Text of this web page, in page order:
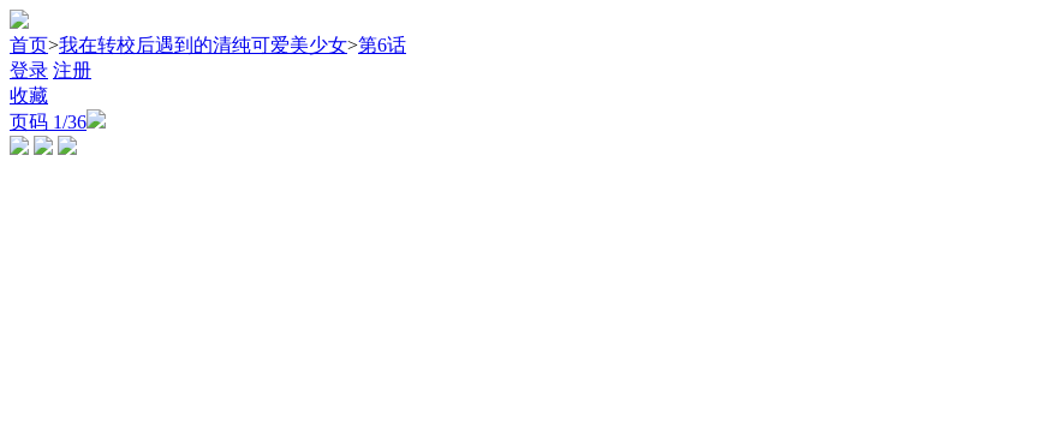
首页>我在转校后遇到的清纯可爱美少女>第6话
登录 注册
收藏
页码 1/36